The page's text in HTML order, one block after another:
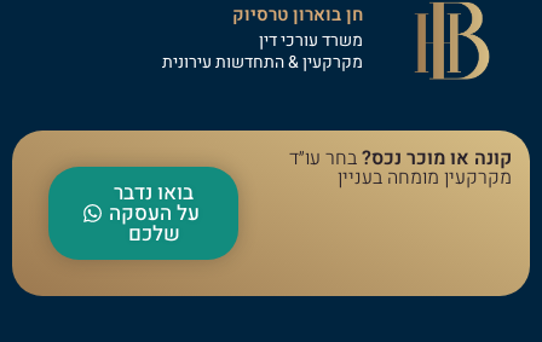
חן בוארון טרסיוק
משרד עורכי דין
מקרקעין & התחדשות עירונית
קונה או מוכר נכס?בחר עו״ד
מקרקעין מומחה בעניין בואו נדבר
על העסקה
שלכם